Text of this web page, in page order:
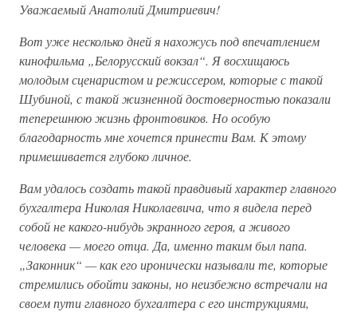
Уважаемый Анатолий Дмитриевич!
Вот уже несколько дней я нахожусь под впечатлением
кинофильма „Белорусский вокзал“. Я восхищаюсь
молодым сценаристом и режиссером, которые с такой
Шубиной, с такой жизненной достоверностью показали
теперешнюю жизнь фронтовиков. Но особую
благодарность мне хочется принести Вам. К этому
примешивается глубоко личное.
Вам удалось создать такой правдивый характер главного
бухгалтера Николая Николаевича, что я видела перед
собой не какого-нибудь экранного героя, а живого
человека — моего отца. Да, именно таким был папа.
„Законник“ — как его иронически называли те, которые
стремились обойти законы, но неизбежно встречали на
своем пути главного бухгалтера с его инструкциями,